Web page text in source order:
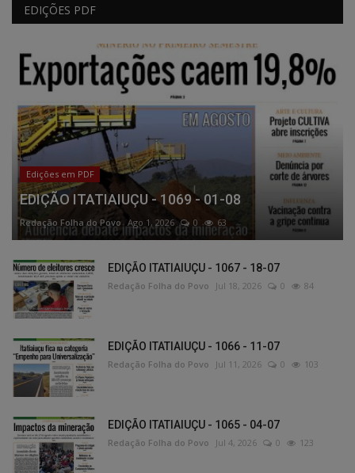
EDIÇÕES PDF
Edições em PDF
EDIÇÃO ITATIAIUÇU - 1069 - 01-08
Redação Folha do Povo Ago 1, 2026 0 63
EDIÇÃO ITATIAIUÇU - 1067 - 18-07
Redação Folha do Povo Jul 18, 2026 0 84
EDIÇÃO ITATIAIUÇU - 1066 - 11-07
Redação Folha do Povo Jul 11, 2026 0 103
EDIÇÃO ITATIAIUÇU - 1065 - 04-07
Redação Folha do Povo Jul 4, 2026 0 123